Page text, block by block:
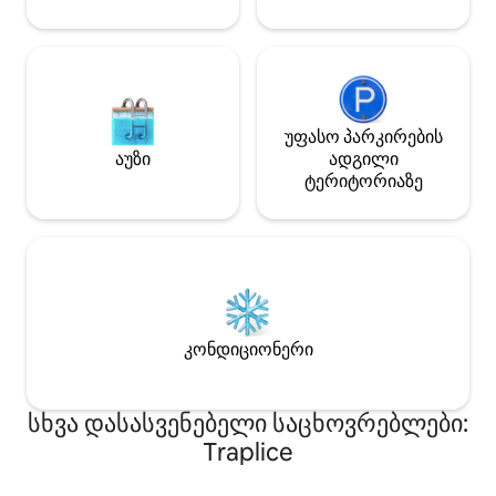
აუზი
უფასო პარკირების
ადგილი
ტერიტორიაზე
კონდიციონერი
სხვა დასასვენებელი საცხოვრებლები:
Traplice